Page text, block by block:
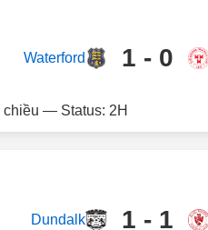
Waterford 1 - 0
chiều — Status: 2H
Dundalk 1 - 1